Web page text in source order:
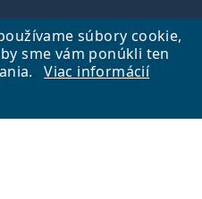
súbory cookie,
sme vám ponúkli ten
Viac informácií
Lentiamo s.r.o., Česká